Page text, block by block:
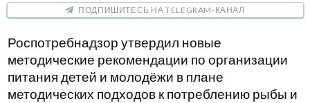
ПОДПИШИТЕСЬ НА TELEGRAM-КАНАЛ
Роспотребнадзор утвердил новые
методические рекомендации по организации
питания детей и молодёжи в плане
методических подходов к потреблению рыбы и